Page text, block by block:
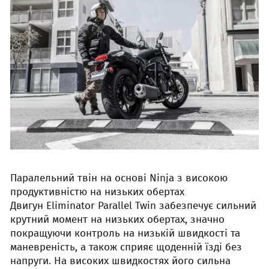
Паралельний твін на основі Ninja з високою
продуктивністю на низьких обертах
Двигун Eliminator Parallel Twin забезпечує сильний
крутний момент на низьких обертах, значно
покращуючи контроль на низькій швидкості та
маневреність, а також сприяє щоденній їзді без
напруги. На високих швидкостях його сильна